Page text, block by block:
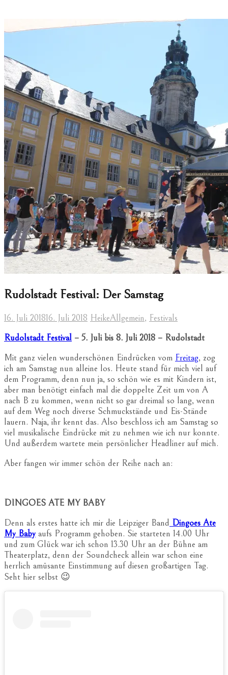
Rudolstadt Festival: Der Samstag
16. Juli 201816. Juli 2018 HeikeAllgemein, Festivals
Rudolstadt Festival – 5. Juli bis 8. Juli 2018 – Rudolstadt
Mit ganz vielen wunderschönen Eindrücken vom Freitag, zog
ich am Samstag nun alleine los. Heute stand für mich viel auf
dem Programm, denn nun ja, so schön wie es mit Kindern ist,
aber man benötigt einfach mal die doppelte Zeit um von A
nach B zu kommen, wenn nicht so gar dreimal so lang, wenn
auf dem Weg noch diverse Schmuckstände und Eis-Stände
lauern. Naja, ihr kennt das. Also beschloss ich am Samstag so
viel musikalische Eindrücke mit zu nehmen wie ich nur konnte.
Und außerdem wartete mein persönlicher Headliner auf mich.
Aber fangen wir immer schön der Reihe nach an:
DINGOES ATE MY BABY
Denn als erstes hatte ich mir die Leipziger Band Dingoes Ate
My Baby aufs Programm gehoben. Sie starteten 14.00 Uhr
und zum Glück war ich schon 13.30 Uhr an der Bühne am
Theaterplatz, denn der Soundcheck allein war schon eine
herrlich amüsante Einstimmung auf diesen großartigen Tag.
Seht hier selbst 😉